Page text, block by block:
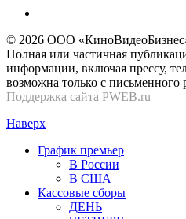
© 2026 OOО
Полная или частичная
информации, включая прессу,
возможна только с письменного
Поддержка сайта PWEB.ru
Наверх
График премьер
В России
В США
Кассовые сборы
ДЕНЬ